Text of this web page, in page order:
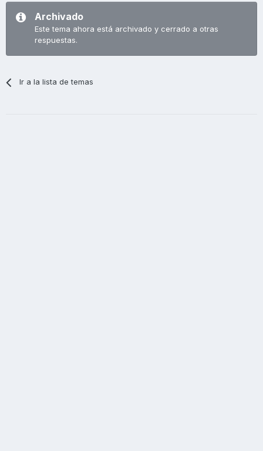
Archivado
Este tema ahora está archivado y cerrado a otras
respuestas.
Ir a la lista de temas